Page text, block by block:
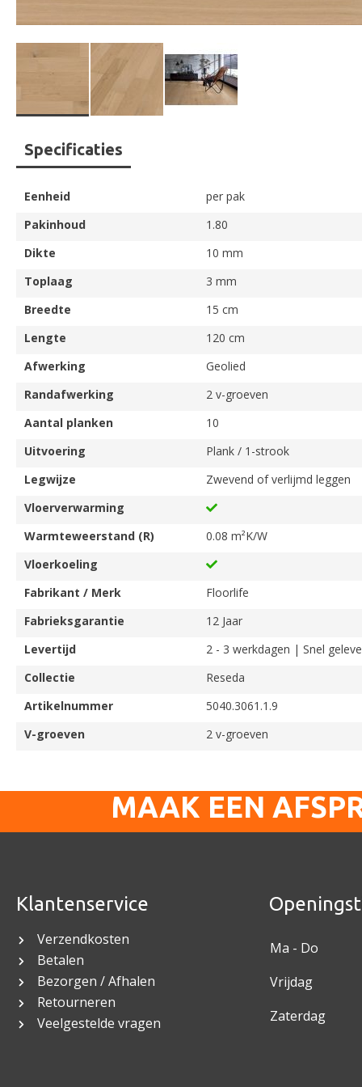
Ga
naar
het
begin
van
de
gallerij
Specificaties
Eenheid
per pak
Pakinhoud
1.80
Dikte
10 mm
Toplaag
3 mm
Breedte
15 cm
Lengte
120 cm
Afwerking
Geolied
Randafwerking
2 v-groeven
Aantal planken
10
Uitvoering
Plank / 1-strook
Legwijze
Zwevend of verlijmd leggen
Vloerverwarming
Warmteweerstand (R)
0.08 m²K/W
Vloerkoeling
Fabrikant / Merk
Floorlife
Fabrieksgarantie
12 Jaar
Levertijd
2 - 3 werkdagen | Snel
Collectie
Reseda
Artikelnummer
5040.3061.1.9
V-groeven
2 v-groeven
MAAK EEN
Klantenservice
Verzendkosten
Betalen
Bezorgen / Afhalen
Retourneren
Veelgestelde vragen
Ma - Do
Vrijdag
Zaterdag